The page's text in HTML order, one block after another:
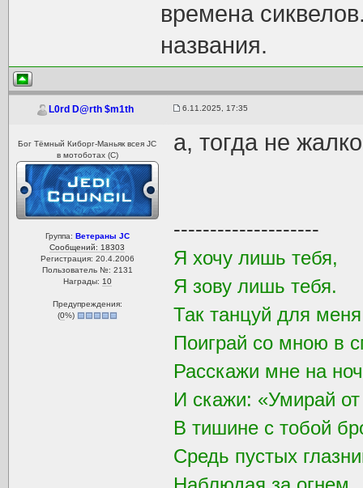
времена
названия.
L0rd D@rth $m1th 6.11.2025, 17:35
Бог Тёмный Киборг-Маньяк всея JC
в мотоботах (С)
Группа: Ветераны JC
Сообщений: 18303
Регистрация: 20.4.2006
Пользователь №: 2131
Награды: 10
Предупреждения:
(0%)
а, тогда не
--------------------
Я хочу лишь тебя,
Я зову лишь тебя.
Так танцуй для
Поиграй со мною в
Расскажи мне на
И скажи: «Умирай
В тишине с тобой
Средь пустых